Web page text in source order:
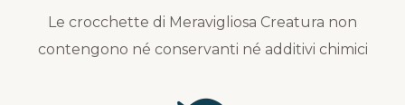
Le crocchette di Meravigliosa Creatura non
contengono né conservanti né additivi chimici